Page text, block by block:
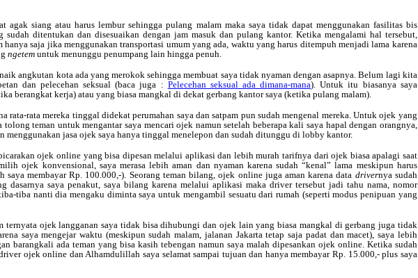
agak siang atau harus lembur sehingga pulang malam maka saya tidak dapat menggunakan fasilitas bis
sudah ditentukan dan disesuaikan dengan jam masuk dan pulang kantor. Ketika mengalami hal tersebut,
saja jika menggunakan transportasi umum yang ada, waktu yang harus ditempuh menjadi lama karena
ngetem untuk menunggu penumpang lain hingga penuh.
angkutan kota ada yang merokok sehingga membuat saya tidak nyaman dengan asapnya. Belum lagi kita
dan pelecehan seksual (baca juga : Pelecehan seksual ada dimana-mana). Untuk itu biasanya saya
berangkat kerja) atau yang biasa mangkal di dekat gerbang kantor saya (ketika pulang malam).
rata-rata mereka tinggal didekat perumahan saya dan satpam pun sudah mengenal mereka. Untuk ojek yang
teman untuk mengantar saya mencari ojek namun setelah beberapa kali saya hapal dengan orangnya,
menggunakan jasa ojek saya hanya tinggal menelepon dan sudah ditunggu di lobby kantor.
ojek online yang bisa dipesan melalui aplikasi dan lebih murah tarifnya dari ojek biasa apalagi saat
ojek konvensional, saya merasa lebih aman dan nyaman karena sudah “kenal” lama meskipun harus
membayar Rp. 100.000,-). Seorang teman bilang, ojek online juga aman karena data drivernya sudah
dasarnya saya penakut, saya bilang karena melalui aplikasi maka driver tersebut jadi tahu nama, nomor
tiba nanti dia mengaku diminta saya untuk mengambil sesuatu dari rumah (seperti modus penipuan yang
ternyata ojek langganan saya tidak bisa dihubungi dan ojek lain yang biasa mangkal di gerbang juga tidak
saya mengejar waktu (meskipun sudah malam, jalanan Jakarta tetap saja padat dan macet), saya lebih
barangkali ada teman yang bisa kasih tebengan namun saya malah dipesankan ojek online. Ketika sudah
ojek online dan Alhamdulillah saya selamat sampai tujuan dan hanya membayar Rp. 15.000,- plus saya